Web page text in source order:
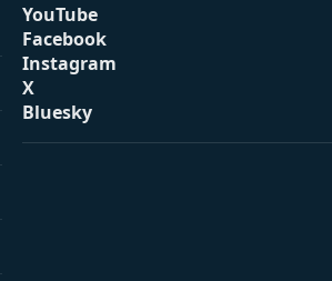
YouTube
Facebook
Instagram
X
Bluesky